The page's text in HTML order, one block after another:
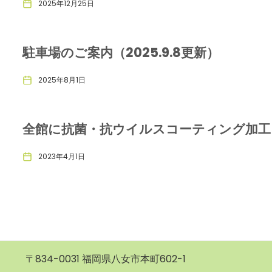
2025年12月25日
駐車場のご案内（2025.9.8更新）
2025年8月1日
全館に抗菌・抗ウイルスコーティング加
2023年4月1日
〒834-0031 福岡県八女市本町602-1